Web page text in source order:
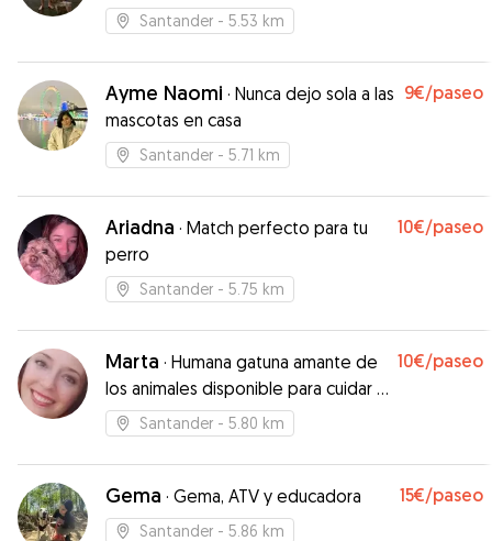
Santander - 5.53 km
Ayme Naomi · Nunca dejo sola a las
mascotas en casa
9€/paseo
Santander - 5.71 km
Ariadna · Match perfecto para tu
perro
10€/paseo
Santander - 5.75 km
Marta · Humana gatuna amante de
los animales disponible para cuidar y
pasear perrines
10€/paseo
Santander - 5.80 km
Gema · Gema, ATV y educadora 15€/paseo
Santander - 5.86 km